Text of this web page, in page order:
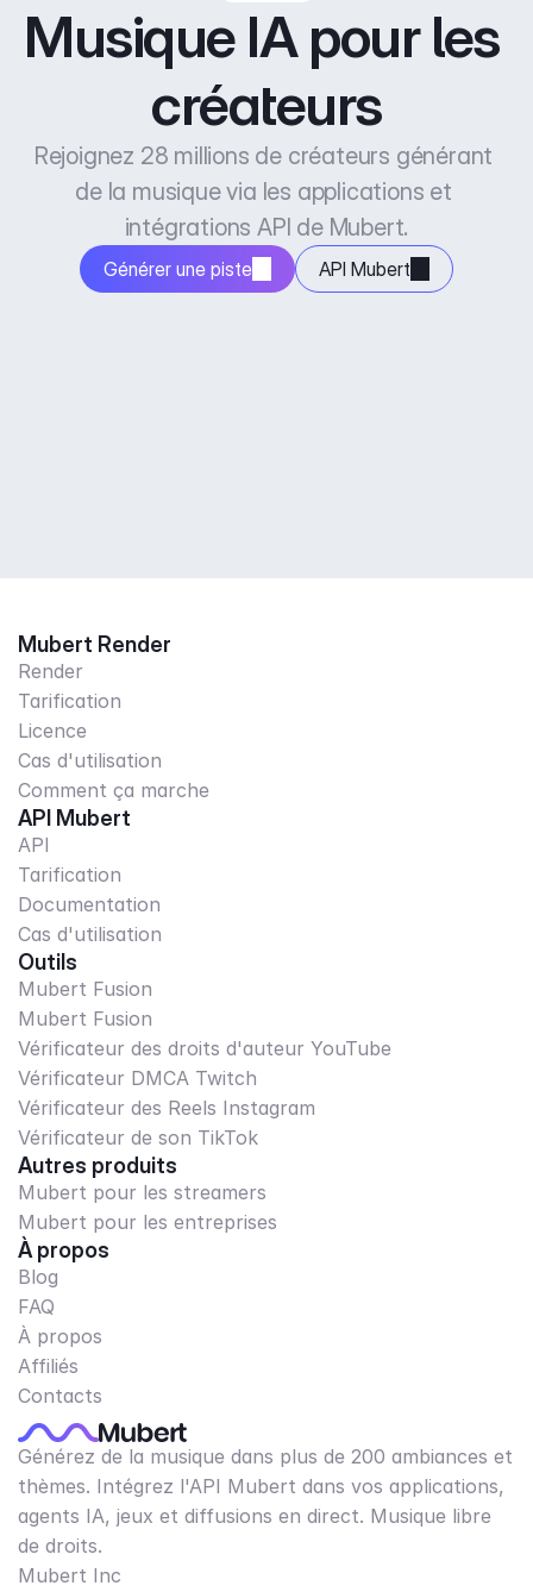
Musique IA pour les
créateurs
Rejoignez 28 millions de créateurs générant
de la musique via les applications et
intégrations API de Mubert.
Générer une piste API Mubert
Mubert Render
Render
Tarification
Licence
Cas d'utilisation
Comment ça marche
API Mubert
API
Tarification
Documentation
Cas d'utilisation
Outils
Mubert Fusion
Mubert Fusion
Vérificateur des droits d'auteur YouTube
Vérificateur DMCA Twitch
Vérificateur des Reels Instagram
Vérificateur de son TikTok
Autres produits
Mubert pour les streamers
Mubert pour les entreprises
À propos
Blog
FAQ
À propos
Affiliés
Contacts
Générez de la musique dans plus de 200 ambiances et
thèmes. Intégrez l'API Mubert dans vos applications,
agents IA, jeux et diffusions en direct. Musique libre
de droits.
Mubert Inc